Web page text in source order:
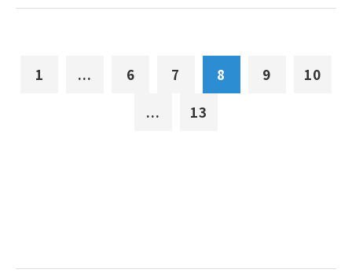
1 ... 6 7 8 9
10
...
13